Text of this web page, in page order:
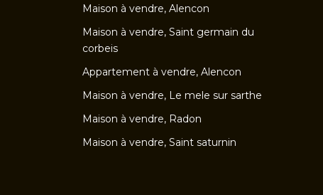
Maison à vendre, Alencon
Maison à vendre, Saint germain du
corbeis
Appartement à vendre, Alencon
Maison à vendre, Le mele sur sarthe
Maison à vendre, Radon
Maison à vendre, Saint saturnin